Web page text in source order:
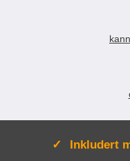
Aktiv:
Inkludert